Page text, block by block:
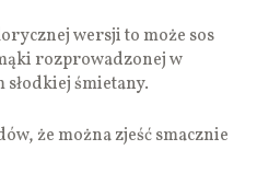
wersji to może sos
rozprowadzonej w
śmietany.
że można zjeść smacznie